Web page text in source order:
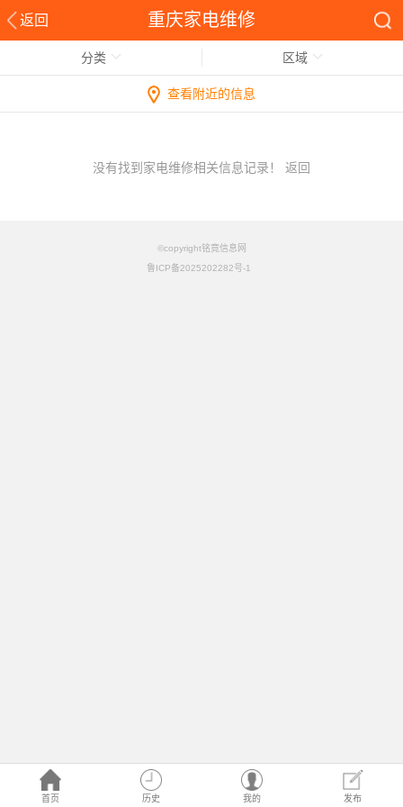
返回 重庆家电维修
首页 历史 我的 发布
分类 区域
查看附近的信息
没有找到家电维修相关信息记录！ 返回
©copyright铭竟信息网
鲁ICP备2025202282号-1